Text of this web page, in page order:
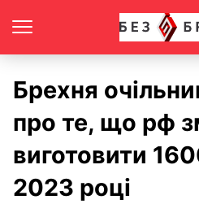
Брехня
про те, що рф
виготовити
2023 році